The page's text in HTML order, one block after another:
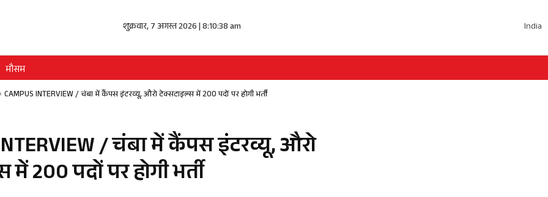
शुक्रवार, 7 अगस्त 2026 | 8:10:38 am India
मौसम
CAMPUS INTERVIEW / चंबा में कैंपस इंटरव्यू, औरो टेक्सटाइल्स में 200 पदों पर होगी भर्ती
/ चंबा में कैंपस इंटरव्यू, औरो
200 पदों पर होगी भर्ती